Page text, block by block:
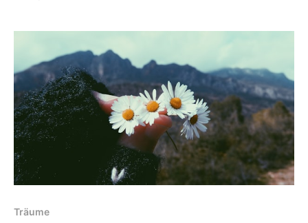
bewegungslos. Manche können nicht sprechen, nicht
essen, sich nicht selbst versorgen.
Träume